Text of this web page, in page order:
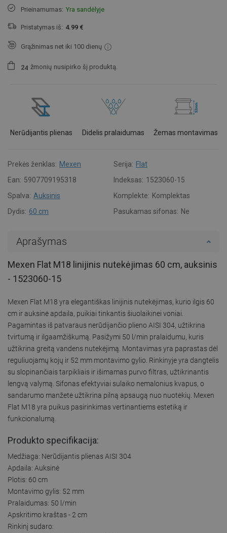
Prieinamumas: Yra sandėlyje
Pristatymas iš: 4.99 €
Grąžinimas net iki 100 dienų
24 žmonių nusipirko šį produktą.
Nerūdijantis plienas Didelis pralaidumas Žemas montavimas
Prekės ženklas: Mexen Serija: Flat
Ean: 5907709195318 Indeksas: 1523060-15
Spalva: Auksinis Komplekte: Komplektas
Dydis: 60 cm Pasukamas sifonas: Ne
Aprašymas
Mexen Flat M18 linijinis nutekėjimas 60 cm, auksinis
- 1523060-15
Mexen Flat M18 yra elegantiškas linijinis nutekėjimas, kurio ilgis 60
cm ir auksinė apdaila, puikiai tinkantis šiuolaikinei voniai.
Pagamintas iš patvaraus nerūdijančio plieno AISI 304, užtikrina
tvirtumą ir ilgaamžiškumą. Pasižymi 50 l/min pralaidumu, kuris
užtikrina greitą vandens nutekėjimą. Montavimas yra paprastas dėl
reguliuojamų kojų ir 52 mm montavimo gylio. Rinkinyje yra dangtelis
su slopinančiais tarpikliais ir išimamas purvo filtras, užtikrinantis
lengvą valymą. Sifonas efektyviai sulaiko nemalonius kvapus, o
sandarumo manžetė užtikrina pilną apsaugą nuo nuotėkių. Mexen
Flat M18 yra puikus pasirinkimas vertinantiems estetiką ir
funkcionalumą.
Produkto specifikacija:
Medžiaga: Nerūdijantis plienas AISI 304
Apdaila: Auksinė
Plotis: 60 cm
Montavimo gylis: 52 mm
Pralaidumas: 50 l/min
Apskritimo kraštas - 2 cm
Rinkinį sudaro: